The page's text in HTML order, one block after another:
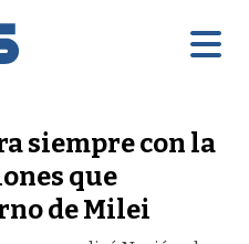
siempre con la
que
de Milei